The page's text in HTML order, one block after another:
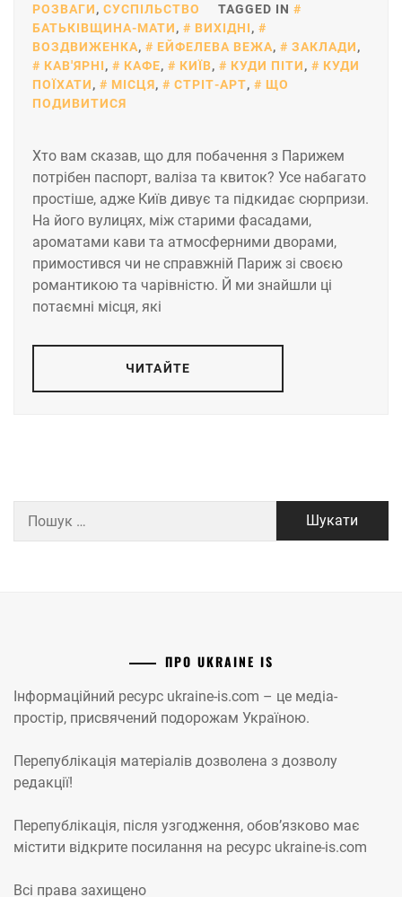
РОЗВАГИ, СУСПІЛЬСТВО
TAGGED IN
БАТЬКІВЩИНА-МАТИ, ВИХІДНІ,
ВОЗДВИЖЕНКА, ЕЙФЕЛЕВА ВЕЖА, ЗАКЛАДИ,
КАВ'ЯРНІ, КАФЕ, КИЇВ, КУДИ ПІТИ,
КУДИ
ПОЇХАТИ, МІСЦЯ, СТРІТ-АРТ,
ЩО
ПОДИВИТИСЯ
Хто вам сказав, що для побачення з Парижем
потрібен паспорт, валіза та квиток? Усе набагато
простіше, адже Київ дивує та підкидає сюрпризи.
На його вулицях, між старими фасадами,
ароматами кави та атмосферними дворами,
примостився чи не справжній Париж зі своєю
романтикою та чарівністю. Й ми знайшли ці
потаємні місця, які
ЧИТАЙТЕ
ПРО UKRAINE IS
Інформаційний ресурс ukraine-is.com – це медіа-
простір, присвячений подорожам Україною.
Перепублікація матеріалів дозволена з дозволу
редакції!
Перепублікація, після узгодження, обов’язково має
містити відкрите посилання на ресурс ukraine-is.com
Всі права захищено